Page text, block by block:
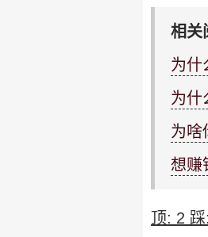
相关
为什
为什
为啥
想赚
顶: 2 踩: